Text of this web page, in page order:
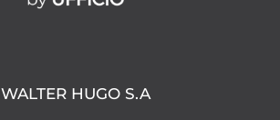
WALTER HUGO S.A